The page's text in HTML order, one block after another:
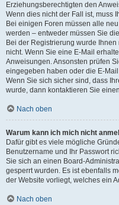
Erziehungsberechtigten den
Wenn dies nicht der Fall ist, muss
Bei einigen Foren müssen alle
werden – entweder müssen Sie
Bei der Registrierung wurde
nicht. Wenn Sie eine E-Mail
Anweisungen. Ansonsten prüfen
eingegeben haben oder die E-
Wenn Sie sich sicher sind, dass
wurde, dann kontaktieren Sie
Nach oben
Warum kann ich mich nicht
Dafür gibt es viele mögliche
Benutzername und Ihr Passwort
Sie sich an einen Board-
gesperrt wurden. Es ist ebenfalls
der Website vorliegt, welches ein
Nach oben